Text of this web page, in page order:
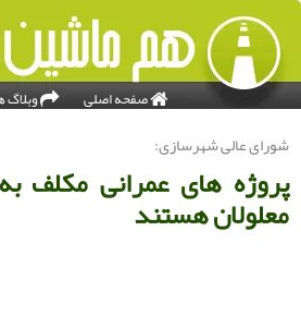
صفحه اصلی وبلاگ
شورای عالی شهرسازی:
پروژه های عمرانی مكلف به
معلولان هستند